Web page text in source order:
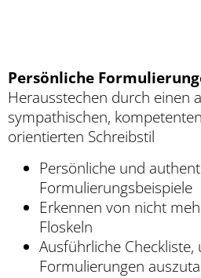
Persönliche
Herausstechen durch einen
sympathischen,
orientierten Schreibstil
Persönliche und
Formulierungsbeispiele
Erkennen von nicht
Floskeln
Ausführliche
Formulierungen